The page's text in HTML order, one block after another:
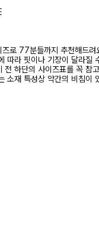
즈로 77분들까지 추천해드려
따라 핏이나 기장이 달라질
전 하단의 사이즈표를 꼭 참
소재 특성상 약간의 비침이